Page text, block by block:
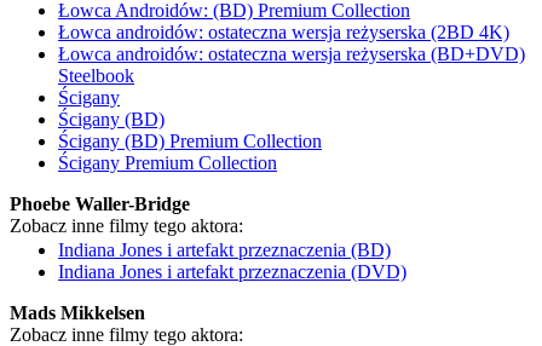
Łowca Androidów: (BD) Premium Collection
Łowca androidów: ostateczna wersja reżyserska (2BD 4K)
Łowca androidów: ostateczna wersja reżyserska (BD+DVD)
Steelbook
Ścigany
Ścigany (BD)
Ścigany (BD) Premium Collection
Ścigany Premium Collection
Phoebe Waller-Bridge
Zobacz inne filmy tego aktora:
Indiana Jones i artefakt przeznaczenia (BD)
Indiana Jones i artefakt przeznaczenia (DVD)
Mads Mikkelsen
Zobacz inne filmy tego aktora: